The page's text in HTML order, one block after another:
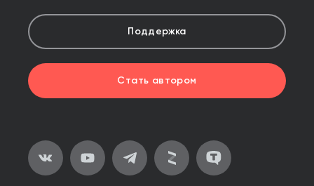
Поддержка
Стать автором